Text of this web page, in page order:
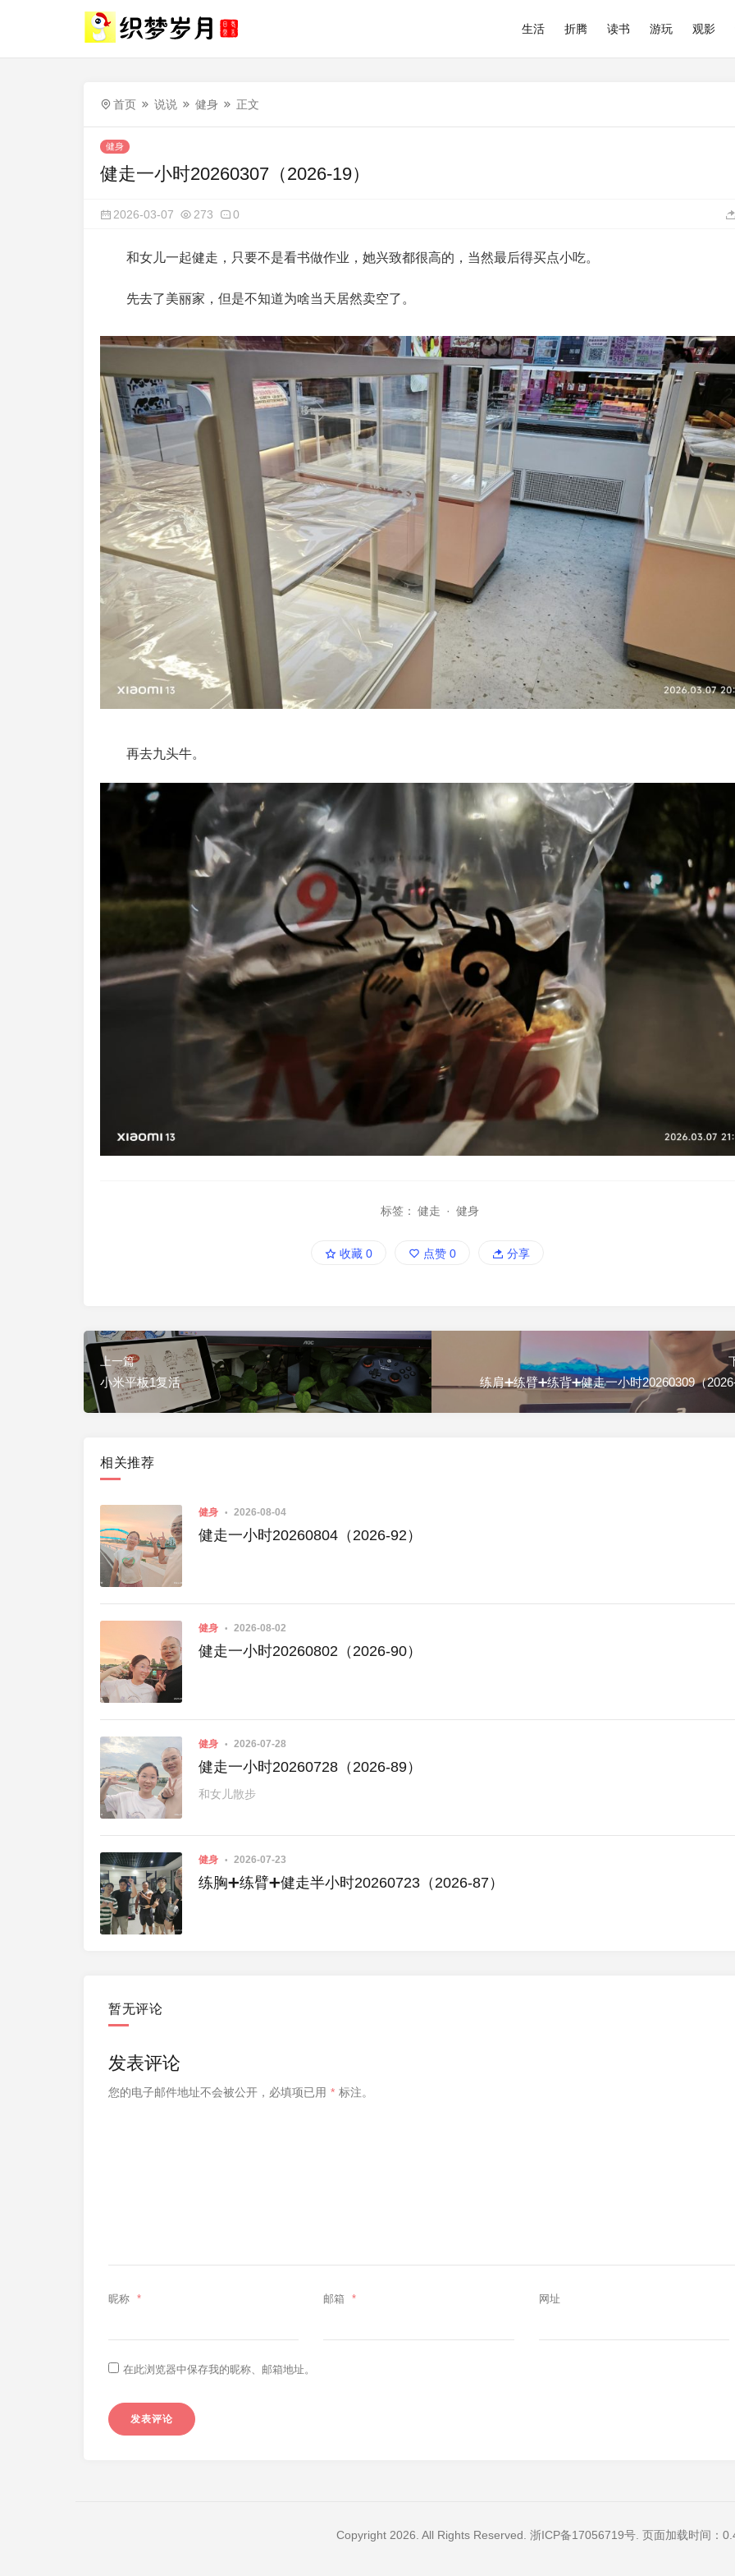
生活 折腾 读书 游玩 观影
首页 说说 健身 正文
健身
健走一小时20260307（2026-19）
2026-03-07 273 0
和女儿一起健走，只要不是看书做作业，她兴致都很高的，当然最后得买点小吃。
先去了美丽家，但是不知道为啥当天居然卖空了。
再去九头牛。
标签： 健走 · 健身
收藏0 点赞 0 分享
上一篇
小米平板1复活 练肩➕练臂➕练背➕健走一小时20260309（
相关推荐
健身 2026-08-04
健走一小时20260804（2026-92）
健身 2026-08-02
健走一小时20260802（2026-90）
健身 2026-07-28
健走一小时20260728（2026-89）
和女儿散步
健身 2026-07-23
练胸➕练臂➕健走半小时20260723（2026-87）
暂无评论
发表评论
您的电子邮件地址不会被公开， 必填项已用 * 标注。
昵称 * 邮箱 * 网址
在此浏览器中保存我的昵称、邮箱地址。
Copyright 2026. All Rights Reserved. 浙ICP备17056719号. 页面加载时间：